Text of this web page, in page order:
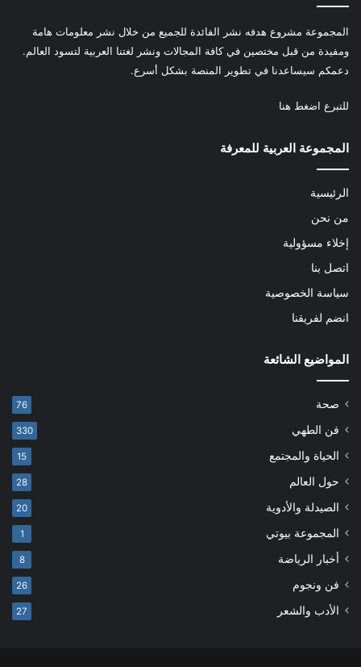
المجموعة مشروع هدفه نشر الفائدة للجميع من خلال نشر معلومات هامة
ومفيدة من قبل مختصين في كافة المجالات ونشر لغتنا العربية لتسود العالم.
دعمكم سيساعدنا في تطوير المنصة بشكل أسرع.
للتبرع اضغط هنا
المجموعة العربية للمعرفة
الرئيسية
من نحن
إخلاء مسؤولية
اتصل بنا
سياسة الخصوصية
انضم لفريقنا
المواضيع الشائعة
صحة 76
فن الطهي 330
الحياة والمجتمع 15
حول العالم 28
الصيدلة والأدوية 20
المجموعة بيوتي 1
أخبار الرياضة 8
فن ونجوم 26
الأدب والشعر 27